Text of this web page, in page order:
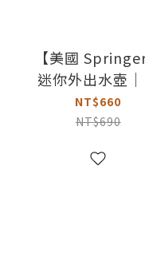
【美國 Springer
迷你外出水壺
物水壺
NT$660
NT$690